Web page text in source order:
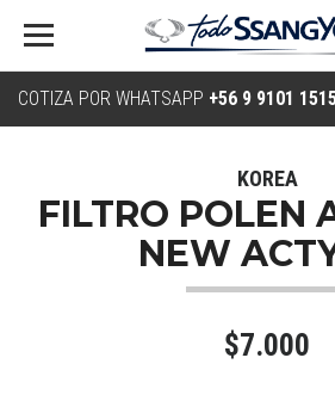
COTIZA POR WHATSAPP +56 9 9101
KOREA
FILTRO POLEN
NEW
$7.000